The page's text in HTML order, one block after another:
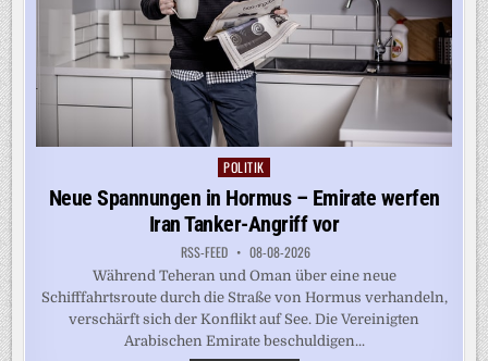
Posted
in
POLITIK
Neue Spannungen in Hormus – Emirate werfen
Iran Tanker-Angriff vor
RSS-FEED 08-08-2026
Während Teheran und Oman über eine neue
Schifffahrtsroute durch die Straße von Hormus verhandeln,
verschärft sich der Konflikt auf See. Die Vereinigten
Arabischen Emirate beschuldigen...